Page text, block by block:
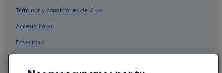
Términos y condiciones de Vrbo
Accesibilidad
Privacidad